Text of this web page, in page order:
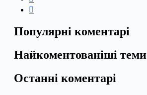
Популярні коментарі
Найкоментованіші теми
Останні коментарі